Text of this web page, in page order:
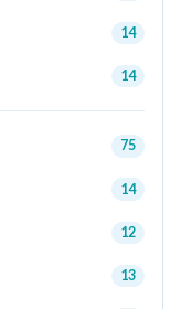
14
14
75
14
12
13